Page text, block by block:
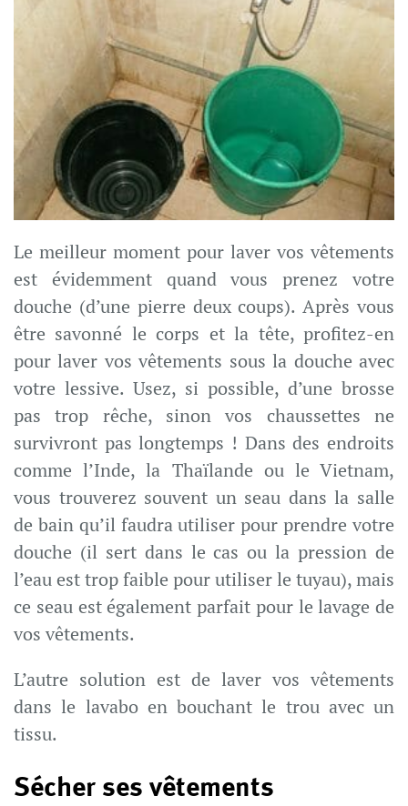
Le meilleur moment pour laver vos vêtements
est évidemment quand vous prenez votre
douche (d’une pierre deux coups). Après vous
être savonné le corps et la tête, profitez-en
pour laver vos vêtements sous la douche avec
votre lessive. Usez, si possible, d’une brosse
pas trop rêche, sinon vos chaussettes ne
survivront pas longtemps ! Dans des endroits
comme l’Inde, la Thaïlande ou le Vietnam,
vous trouverez souvent un seau dans la salle
de bain qu’il faudra utiliser pour prendre votre
douche (il sert dans le cas ou la pression de
l’eau est trop faible pour utiliser le tuyau), mais
ce seau est également parfait pour le lavage de
vos vêtements.
L’autre solution est de laver vos vêtements
dans le lavabo en bouchant le trou avec un
tissu.
Sécher ses vêtements